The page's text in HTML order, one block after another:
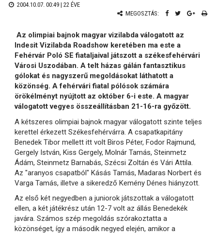
2004.10.07. 00:49 | 22 ÉVE
MEGOSZTÁS:
Az olimpiai bajnok magyar vizilabda válogatott az
Indesit Vizilabda Roadshow keretében ma este a
Fehérvár Poló SE fiataljaival játszott a székesfehérvári
Városi Uszodában. A telt házas gálán fantasztikus
gólokat és nagyszerű megoldásokat láthatott a
közönség. A fehérvári fiatal pólósok számára
örökélményt nyújtott az október 6-i este. A magyar
válogatott vegyes összeállításban 21-16-ra győzött.
A kétszeres olimpiai bajnok magyar válogatott szinte teljes
kerettel érkezett Székesfehérvárra. A csapatkapitány
Benedek Tibor mellett itt volt Biros Péter, Fodor Rajmund,
Gergely István, Kiss Gergely, Molnár Tamás, Steinmetz
Ádám, Steinmetz Barnabás, Szécsi Zoltán és Vári Attila.
Az "aranyos csapatból" Kásás Tamás, Madaras Norbert és
Varga Tamás, illetve a sikeredző Kemény Dénes hiányzott.
Az első két negyedben a juniorok játszottak a válogatott
ellen, a két játékrész után 12-7 volt az állás Benedekék
javára. Számos szép megoldás szórakoztatta a
közönséget, így a második negyed elején, amikor a